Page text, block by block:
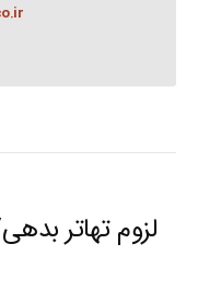
Post
لزوم تهاتر